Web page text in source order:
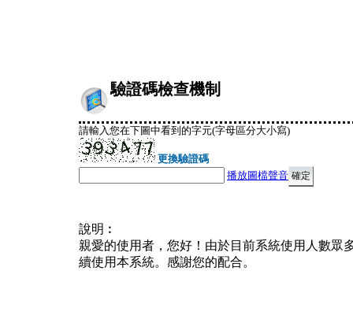
驗證碼檢查機制
請輸入您在下圖中看到的字元(字母區分大小寫)
更換驗證碼
播放圖檔聲音
說明︰
親愛的使用者，您好！由於目前系統使用人數眾
續使用本系統。感謝您的配合。